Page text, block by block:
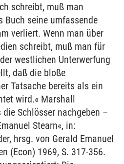
schreibt, muß man
Buch seine umfassende
verliert. Wenn man über
schreibt, muß man für
westlichen Unterwerfung
daß die bloße
Tatsache bereits als ein
wird.« Marshall
die Schlösser nachgeben –
Stearn«, in:
hrsg. von Gerald Emanuel
(Econ) 1969, S. 317-356.